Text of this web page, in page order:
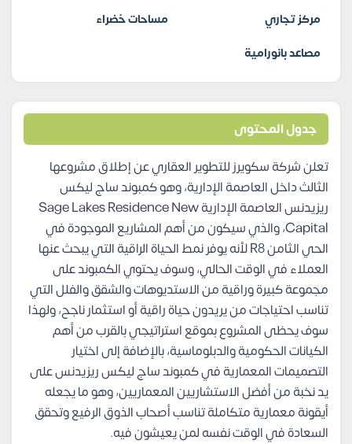
مركز تجاري
مساحات خضراء
مصاعد بانورامية
جدول المحتوى
تعلن شركة سكويرز للتطوير العقاري عن إطلاق مشروعها
الثالث داخل العاصمة الإدارية، وهو كمبوند ساج ليكس
ريزيدنس العاصمة الإدارية Sage Lakes Residence New
Capital، والذي سيكون من أهم المشاريع الموجودة في
الحي الثامن R8 لأنه يوفر نمط الحياة الراقية التي يبحث عنها
العملاء في الوقت الحالي، وسوف يحتوي الكمبوند على
مجموعة كبيرة وراقية من الاستديوهات والشقق والفلل التي
تناسب احتياجات من يريدون حياة راقية أو استثمار ناجح، ولهذا
سوف يحظى المشروع بموقع استراتيجي بالقرب من أهم
الكيانات الحكومية والدبلوماسية، بالإضافة إلى اختيار
التصميمات المعمارية في كمبوند ساج ليكس ريزيدنس على
يد نخبة من أفضل الاستشاريين المعماريين، وهو ما يجعله
أيقونة معمارية متكاملة تناسب أصحاب الذوق الرفيع وتحقق
السعادة في الوقت نفسه لمن يعيشون فيه.